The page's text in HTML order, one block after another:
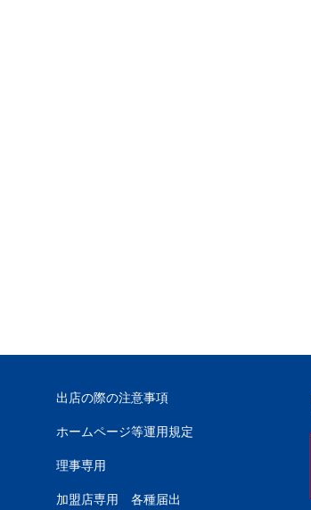
出店の際の注意事項
ホームページ等運用規定
理事専用
加盟店専用 各種届出